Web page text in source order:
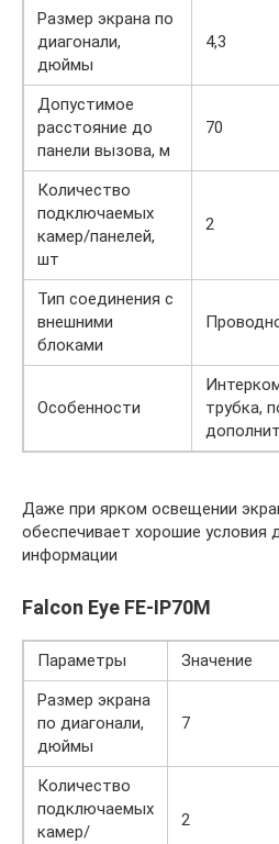
Размер экрана по
диагонали,
дюймы
4,3
Допустимое
расстояние до
панели вызова, м
70
Количество
подключаемых
камер/панелей,
шт
2
Тип соединения с
внешними
блоками
Особенности
трубка,
Даже при ярком освещении
обеспечивает хорошие условия
информации
Falcon Eye FE-IP70M
Параметры
Значение
Размер экрана
по диагонали,
дюймы
7
Количество
подключаемых
камер/
2